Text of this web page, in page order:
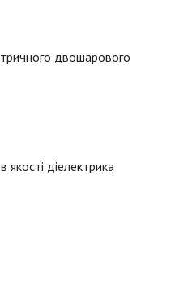
двошарового
якості діелектрика